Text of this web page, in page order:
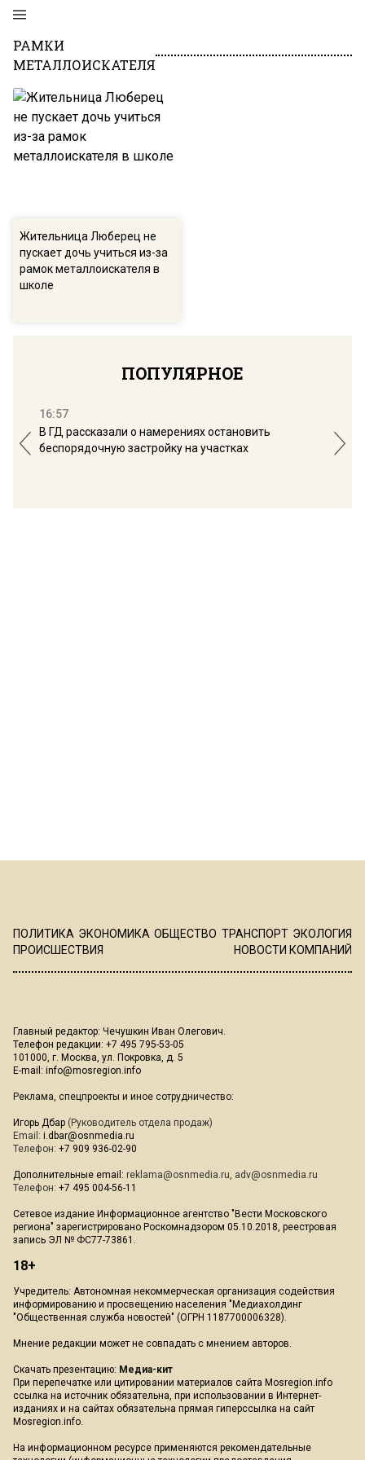
РАМКИ
МЕТАЛЛОИСКАТЕЛЯ
Жительница Люберец не
пускает дочь учиться из-за
рамок металлоискателя в
школе
ПОПУЛЯРНОЕ
16:57
В ГД рассказали о намерениях остановить
беспорядочную застройку на участках
ПОЛИТИКА ЭКОНОМИКА ОБЩЕСТВО ТРАНСПОРТ ЭКОЛОГИЯ
ПРОИСШЕСТВИЯ
НОВОСТИ КОМПАНИЙ
Главный редактор: Чечушкин Иван Олегович.
Телефон редакции: +7 495 795-53-05
101000, г. Москва, ул. Покровка, д. 5
E-mail: info@mosregion.info
Реклама, спецпроекты и иное сотрудничество:
Игорь Дбар (Руководитель отдела продаж)
Email: i.dbar@osnmedia.ru
Телефон: +7 909 936-02-90
Дополнительные email: reklama@osnmedia.ru, adv@osnmedia.ru
Телефон: +7 495 004-56-11
Сетевое издание Информационное агентство "Вести Московского
региона" зарегистрировано Роскомнадзором 05.10.2018, реестровая
запись ЭЛ № ФС77-73861.
18+
Учредитель: Автономная некоммерческая организация содействия
информированию и просвещению населения "Медиахолдинг
"Общественная служба новостей" (ОГРН 1187700006328).
Мнение редакции может не совпадать с мнением авторов.
Скачать презентацию: Медиа-кит
При перепечатке или цитировании материалов сайта Mosregion.info
ссылка на источник обязательна, при использовании в Интернет-
изданиях и на сайтах обязательна прямая гиперссылка на сайт
Mosregion.info.
На информационном ресурсе применяются рекомендательные